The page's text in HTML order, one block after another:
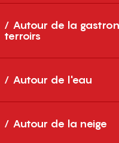
Autour de la
terroirs
Autour de l'eau
Autour de la neige
Cedex